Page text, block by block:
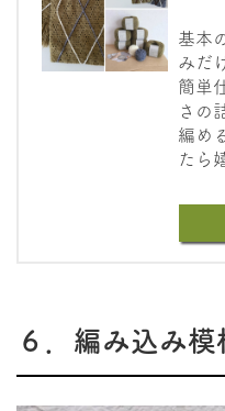
基本
みだ
簡単
さの
編め
たら
６．編み込み